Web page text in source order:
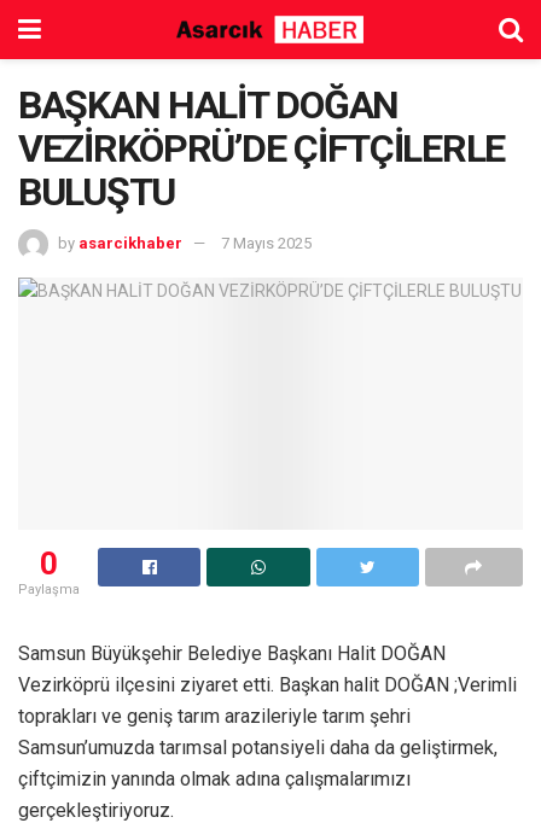
BAŞKAN HALİT DOĞAN
VEZİRKÖPRÜ’DE ÇİFTÇİLERLE
BULUŞTU
by asarcikhaber 7 Mayıs 2025
0
Paylaşma
Samsun Büyükşehir Belediye Başkanı Halit DOĞAN
Vezirköprü ilçesini ziyaret etti. Başkan halit DOĞAN ;Verimli
toprakları ve geniş tarım arazileriyle tarım şehri
Samsun’umuzda tarımsal potansiyeli daha da geliştirmek,
çiftçimizin yanında olmak adına çalışmalarımızı
gerçekleştiriyoruz.